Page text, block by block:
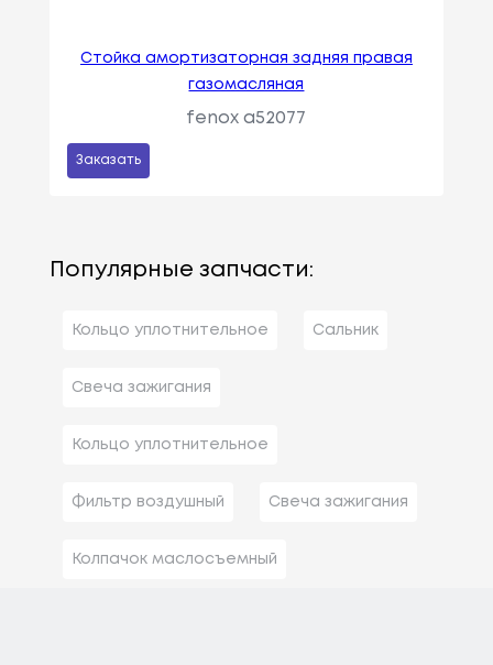
Стойка амортизаторная задняя правая
газомасляная
fenox a52077
Заказать
Популярные запчасти:
Кольцо уплотнительное Сальник
Свеча зажигания
Кольцо уплотнительное
Фильтр воздушный Свеча зажигания
Колпачок маслосъемный